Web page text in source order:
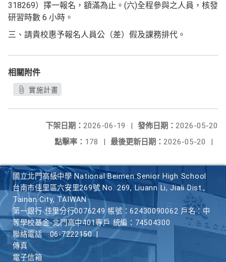
318269）擇一報名，額滿為止。(六)全程參與之人員，核發
研習時數 6 小時。
三、請貴校惠予報名人員公（差）假及課務排代。
相關附件
實施計畫
發佈日期： 2026-05-20
下架日期： 2026-06-19
|
最後更新日期： 2026-05-20 |
點擊率： 178 |
國立北門高級中學 National Beimen Senior High School
台南市佳里區六安里269號 No. 269, Liuann Li, Jiali Dist.,
Tainan City, TAIWAN
第一銀行 佳里分行0076249 帳號：62430090062 戶名：中
等學校基金-北門高中401專戶 統編：74504300
聯絡電話
06-7222150
傳真
電子信箱